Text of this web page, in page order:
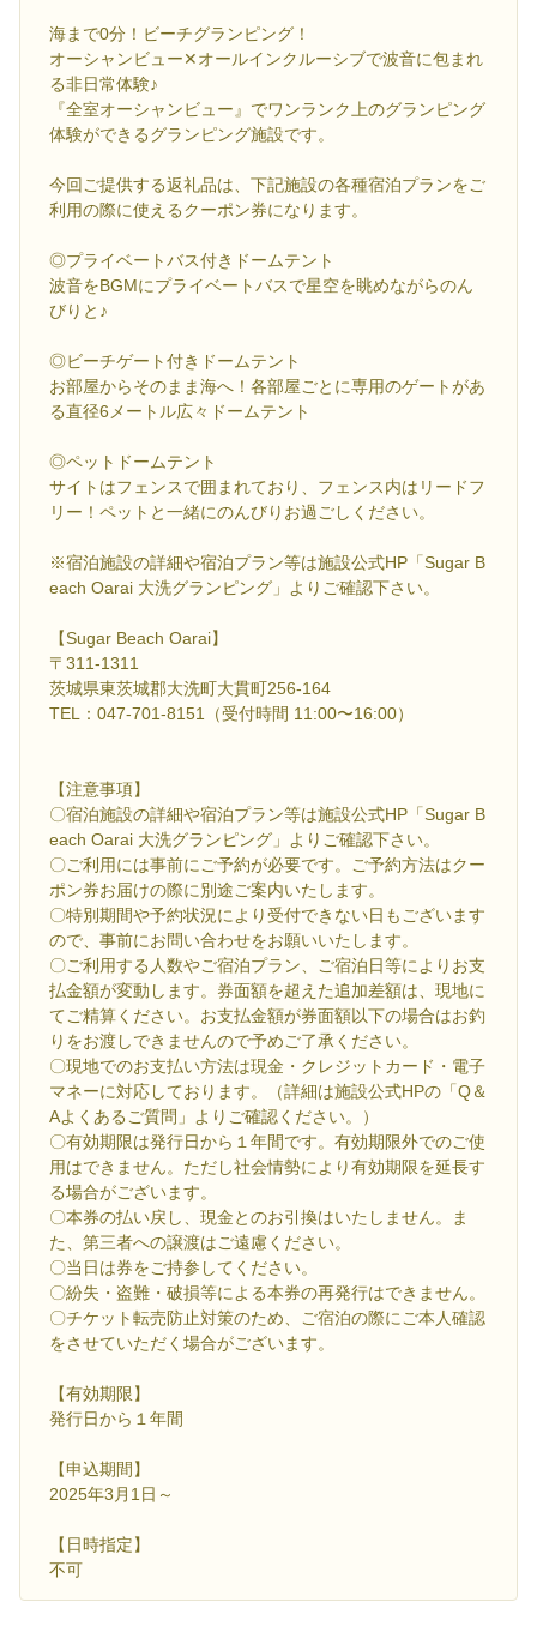
海まで0分！ビーチグランピング！
オーシャンビュー✕オールインクルーシブで波音に包まれ
る非日常体験♪
『全室オーシャンビュー』でワンランク上のグランピング
体験ができるグランピング施設です。
今回ご提供する返礼品は、下記施設の各種宿泊プランをご
利用の際に使えるクーポン券になります。
◎プライベートバス付きドームテント
波音をBGMにプライベートバスで星空を眺めながらのん
びりと♪
◎ビーチゲート付きドームテント
お部屋からそのまま海へ！各部屋ごとに専用のゲートがあ
る直径6メートル広々ドームテント
◎ペットドームテント
サイトはフェンスで囲まれており、フェンス内はリードフ
リー！ペットと一緒にのんびりお過ごしください。
※宿泊施設の詳細や宿泊プラン等は施設公式HP「Sugar B
each Oarai 大洗グランピング」よりご確認下さい。
【Sugar Beach Oarai】
〒311-1311
茨城県東茨城郡大洗町大貫町256-164
TEL：047-701-8151（受付時間 11:00〜16:00）
【注意事項】
〇宿泊施設の詳細や宿泊プラン等は施設公式HP「Sugar B
each Oarai 大洗グランピング」よりご確認下さい。
〇ご利用には事前にご予約が必要です。ご予約方法はクー
ポン券お届けの際に別途ご案内いたします。
〇特別期間や予約状況により受付できない日もございます
ので、事前にお問い合わせをお願いいたします。
〇ご利用する人数やご宿泊プラン、ご宿泊日等によりお支
払金額が変動します。券面額を超えた追加差額は、現地に
てご精算ください。お支払金額が券面額以下の場合はお釣
りをお渡しできませんので予めご了承ください。
〇現地でのお支払い方法は現金・クレジットカード・電子
マネーに対応しております。（詳細は施設公式HPの「Q＆
Aよくあるご質問」よりご確認ください。）
〇有効期限は発行日から１年間です。有効期限外でのご使
用はできません。ただし社会情勢により有効期限を延長す
る場合がございます。
〇本券の払い戻し、現金とのお引換はいたしません。ま
た、第三者への譲渡はご遠慮ください。
〇当日は券をご持参してください。
〇紛失・盗難・破損等による本券の再発行はできません。
〇チケット転売防止対策のため、ご宿泊の際にご本人確認
をさせていただく場合がございます。
【有効期限】
発行日から１年間
【申込期間】
2025年3月1日～
【日時指定】
不可